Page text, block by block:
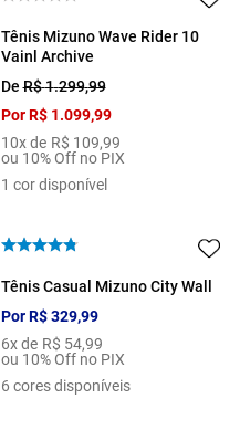
Tênis Mizuno Wave Rider 10
Vainl Archive
DeR$1.299,99
PorR$ 1.099,99
10x de R$ 109,99
ou 10% Off no PIX
1 cor disponível
Tênis Casual Mizuno City Wall
PorR$ 329,99
6x de R$ 54,99
ou 10% Off no PIX
6 cores disponíveis